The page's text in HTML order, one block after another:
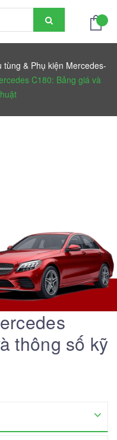
tùng & Phụ kiện Mercedes-
C180: Bảng giá và
thông số kỹ